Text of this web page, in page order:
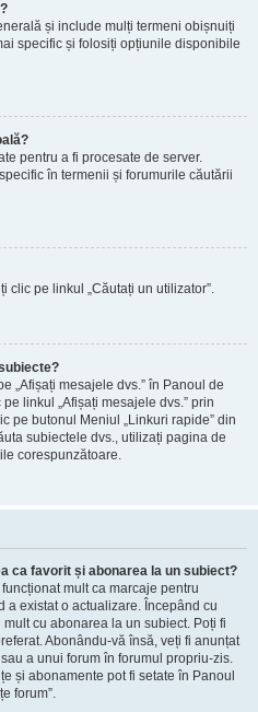
și include mulți termeni obișnuiți
specific și folosiți opțiunile disponibile
pentru a fi procesate de server.
în termenii și forumurile căutării
clic pe linkul „Căutați un utilizator”.
„Afișați mesajele dvs.” în Panoul de
linkul „Afișați mesajele dvs.” prin
pe butonul Meniul „Linkuri rapide” din
subiectele dvs., utilizați pagina de
corespunzătoare.
ca favorit și abonarea la un subiect?
mult ca marcaje pentru
a existat o actualizare. Începând cu
cu abonarea la un subiect. Poți fi
Abonându-vă însă, veți fi anunțat
a unui forum în forumul propriu-zis.
și abonamente pot fi setate în Panoul
forum”.